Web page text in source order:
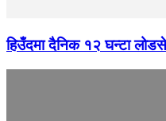
हिउँदमा दैनिक १२ घन्टा